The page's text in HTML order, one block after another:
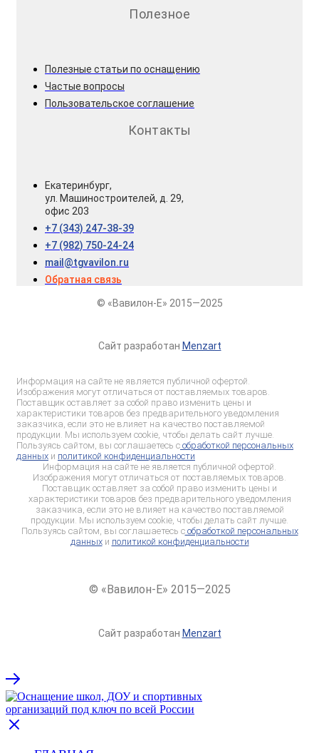
Полезное
Полезные статьи по оснащению
Частые вопросы
Пользовательское соглашение
Контакты
Екатеринбург,
ул. Машиностроителей, д. 29,
офис 203
+7 (343) 247-38-39
+7 (982) 750-24-24
mail@tgvavilon.ru
Обратная связь
© «Вавилон-Е» 2015—2025
Сайт разработан Menzart
Информация на сайте не является публичной офертой.
Изображения могут отличаться от поставляемых товаров.
Поставщик оставляет за собой право изменить цены и
характеристики товаров без предварительного уведомления
заказчика, если это не влияет на качество поставляемой
продукции. Мы используем cookie, чтобы делать сайт лучше.
Пользуясь сайтом, вы соглашаетесь с обработкой персональных
данных и политикой конфиденциальности
Информация на сайте не является публичной офертой.
Изображения могут отличаться от поставляемых товаров.
Поставщик оставляет за собой право изменить цены и
характеристики товаров без предварительного уведомления
заказчика, если это не влияет на качество поставляемой
продукции. Мы используем cookie, чтобы делать сайт лучше.
Пользуясь сайтом, вы соглашаетесь собработкой персональных
данныхи политикой конфиденциальности
© «Вавилон-Е» 2015—2025
Сайт разработан Menzart